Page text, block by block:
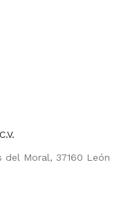
del Moral, 37160 León